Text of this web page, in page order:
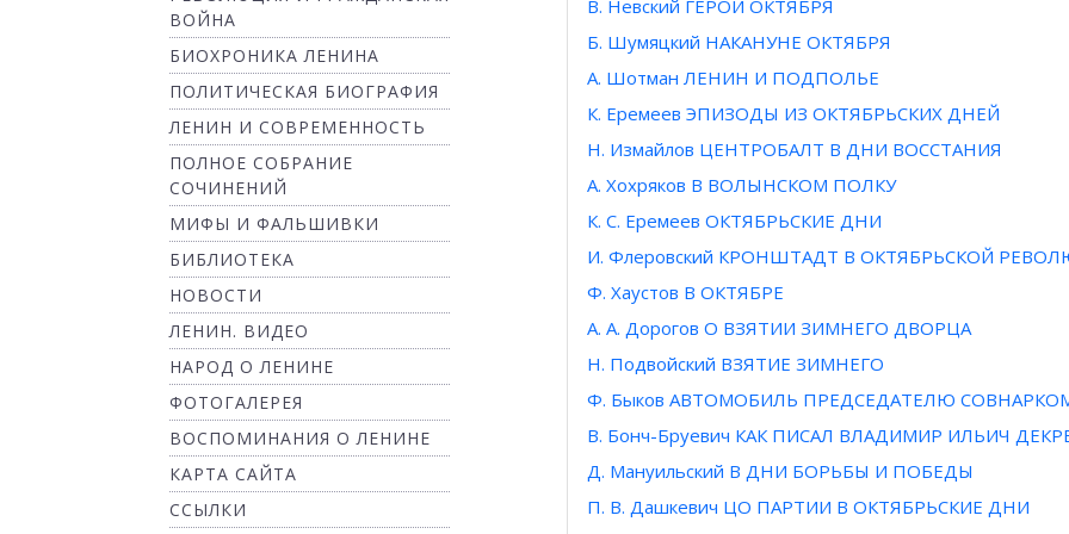
ВОЙНА
БИОХРОНИКА ЛЕНИНА
ПОЛИТИЧЕСКАЯ БИОГРАФИЯ
ЛЕНИН И СОВРЕМЕННОСТЬ
ПОЛНОЕ СОБРАНИЕ
СОЧИНЕНИЙ
МИФЫ И ФАЛЬШИВКИ
БИБЛИОТЕКА
НОВОСТИ
ЛЕНИН. ВИДЕО
НАРОД О ЛЕНИНЕ
ФОТОГАЛЕРЕЯ
ВОСПОМИНАНИЯ О ЛЕНИНЕ
КАРТА САЙТА
ССЫЛКИ
В. Невский ГЕРОЙ ОКТЯБРЯ
Б. Шумяцкий НАКАНУНЕ ОКТЯБРЯ
А. Шотман ЛЕНИН И ПОДПОЛЬЕ
К. Еремеев ЭПИЗОДЫ ИЗ ОКТЯБРЬСКИХ ДНЕЙ
Н. Измайлов ЦЕНТРОБАЛТ В ДНИ ВОССТАНИЯ
А. Хохряков В ВОЛЫНСКОМ ПОЛКУ
К. С. Еремеев ОКТЯБРЬСКИЕ ДНИ
И. Флеровский КРОНШТАДТ В ОКТЯБРЬСКОЙ
Ф. Хаустов В ОКТЯБРЕ
А. А. Дорогов О ВЗЯТИИ ЗИМНЕГО ДВОРЦА
Н. Подвойский ВЗЯТИЕ ЗИМНЕГО
Ф. Быков АВТОМОБИЛЬ ПРЕДСЕДАТЕЛЮ
В. Бонч-Бруевич КАК ПИСАЛ ВЛАДИМИР ИЛЬИЧ
Д. Мануильский В ДНИ БОРЬБЫ И ПОБЕДЫ
П. B. Дашкевич ЦО ПАРТИИ В ОКТЯБРЬСКИЕ ДНИ